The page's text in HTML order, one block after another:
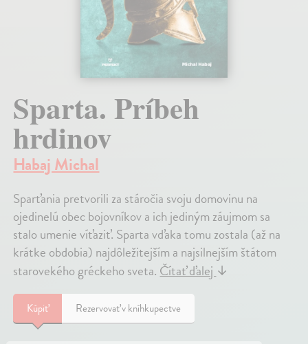
Sparta. Príbeh
hrdinov
Habaj Michal
Sparťania pretvorili za stáročia svoju domovinu na
ojedinelú obec bojovníkov a ich jediným záujmom sa
stalo umenie víťaziť. Sparta vďaka tomu zostala (až na
krátke obdobia) najdôležitejším a najsilnejším štátom
starovekého gréckeho sveta. Čítať ďalej ↓
Kúpiť Rezervovať v kníhkupectve